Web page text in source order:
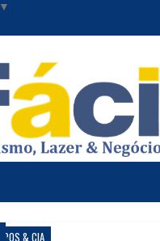
▼
Revista Fácil Lazer e Negócios